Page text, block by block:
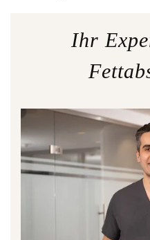
Ihr